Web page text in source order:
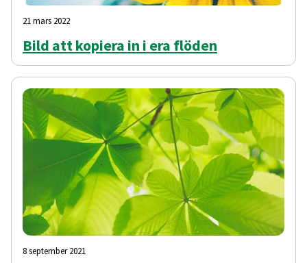
21 mars 2022
Bild att kopiera in i era flöden
8 september 2021